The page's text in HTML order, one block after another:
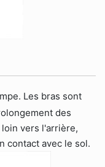
Les bras sont
des
vers l'arrière,
contact avec le sol.